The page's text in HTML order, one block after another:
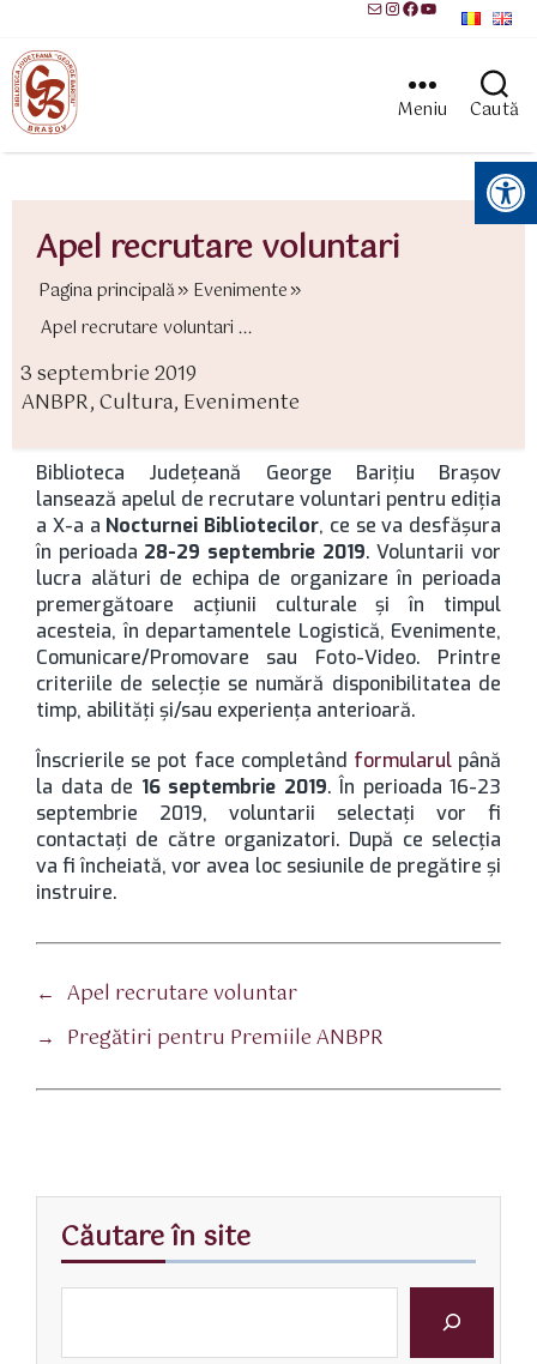
MailInstagram
Facebook
YouTube
Meniu Caută
Instrumente pentru accesibilitate
Apel recrutare voluntari
Pagina principală
Evenimente
Apel recrutare voluntari ...
3 septembrie 2019
ANBPR,Cultura, Evenimente
Biblioteca Județeană George Barițiu Brașov
lansează apelul de recrutare voluntari pentru ediția
a X-a a Nocturnei Bibliotecilor, ce se va desfășura
în perioada 28-29 septembrie 2019. Voluntarii vor
lucra alături de echipa de organizare în perioada
premergătoare acțiunii culturale şi în timpul
acesteia, în departamentele Logistică, Evenimente,
Comunicare/Promovare sau Foto-Video. Printre
criteriile de selecție se numără disponibilitatea de
timp, abilități și/sau experiența anterioară.
Înscrierile se pot face completând formularulpână
la data de 16 septembrie 2019. În perioada 16-23
septembrie 2019, voluntarii selectați vor fi
contactați de către organizatori. După ce selecția
va fi încheiată, vor avea loc sesiunile de pregătire și
instruire.
← Apel recrutare voluntar
→ Pregătiri pentru Premiile ANBPR
Căutare în site